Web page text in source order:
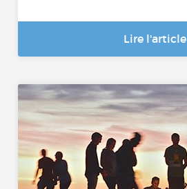
Lire l'article